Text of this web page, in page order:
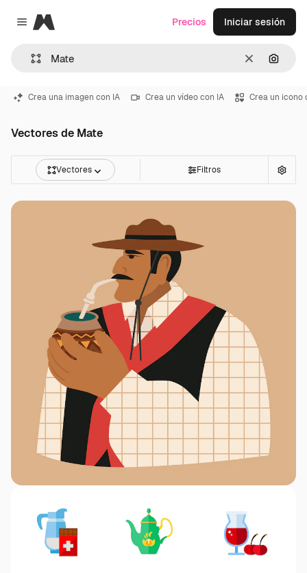
Close menu
Magnific
Borrar
Precios Iniciar sesión
Crea una imagen con IA Crea un vídeo con IA Crea un icono
Vectores de Mate
Vectores Filtros